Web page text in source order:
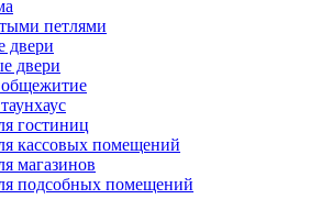
петлями
двери
двери
гостиниц
кассовых помещений
магазинов
подсобных помещений